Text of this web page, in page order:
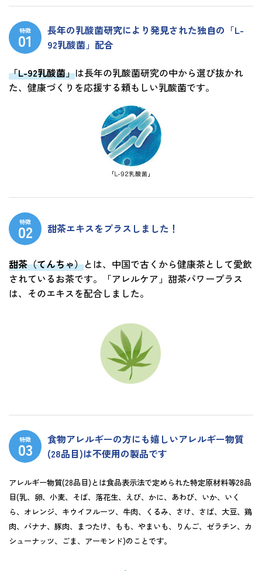
特徴
長年の乳酸菌研究により発見された独自の「L-
92乳酸菌」配合
「L-92乳酸菌」は長年の乳酸菌研究の中から選び抜かれ
た、健康づくりを応援する頼もしい乳酸菌です。
特徴 甜茶エキスをプラスしました！
甜茶（てんちゃ）とは、中国で古くから健康茶として愛飲
されているお茶です。「アレルケア」甜茶パワープラス
は、そのエキスを配合しました。
特徴
食物アレルギーの方にも嬉しいアレルギー物質
(28品目)は不使用の製品です
アレルギー物質(28品目)とは食品表示法で定められた特定原材料等28品
目(乳、卵、小麦、そば、落花生、えび、かに、あわび、いか、いく
ら、オレンジ、キウイフルーツ、牛肉、くるみ、さけ、さば、大豆、鶏
肉、バナナ、豚肉、まつたけ、もも、やまいも、りんご、ゼラチン、カ
シューナッツ、ごま、アーモンド)のことです。